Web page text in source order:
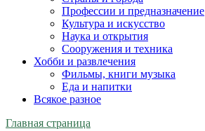
Профессии и предназначение
Культура и искусство
Наука и открытия
Сооружения и техника
Хобби и развлечения
Фильмы, книги музыка
Еда и напитки
Всякое разное
Главная страница